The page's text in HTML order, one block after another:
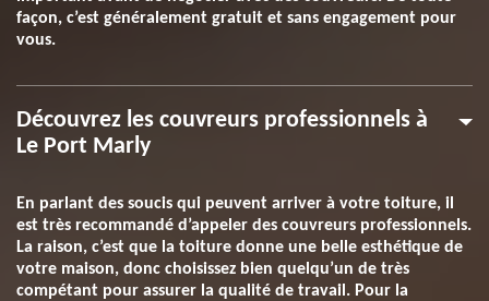
façon, c’est généralement gratuit et sans engagement pour
vous.
Découvrez les couvreurs professionnels à
Le Port Marly
En parlant des soucis qui peuvent arriver à votre toiture, il
est très recommandé d’appeler des couvreurs professionnels.
La raison, c’est que la toiture donne une belle esthétique de
votre maison, donc choisissez bien quelqu’un de très
compétant pour assurer la qualité de travail. Pour la